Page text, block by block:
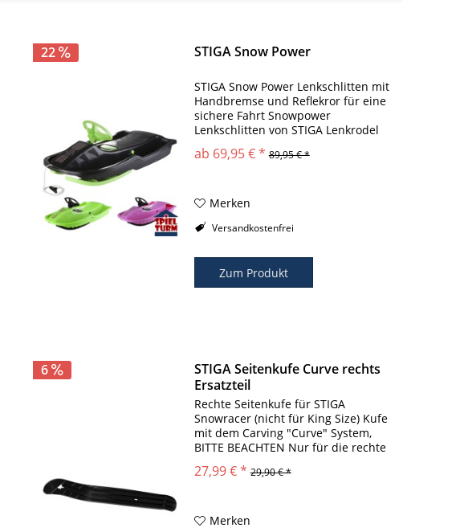
22 STIGA Snow Power
STIGA Snow Power Lenkschlitten mit
Handbremse und Reflekror für eine
sichere Fahrt Snowpower
Lenkschlitten von STIGA Lenkrodel
der neuesten Generation
Hochweriger und strapazierfähiger
ab 69,95 € * 89,95 € *
Merken
Versandkostenfrei
Zum Produkt
6
STIGA Seitenkufe Curve rechts
Ersatzteil
Rechte Seitenkufe für STIGA
Snowracer (nicht für King Size) Kufe
mit dem Carving "Curve" System,
BITTE BEACHTEN Nur für die rechte
Seite geeignet z.B. für Racer
Ultimate, Supreme GT, usw.
27,99 € * 29,90 € *
Merken